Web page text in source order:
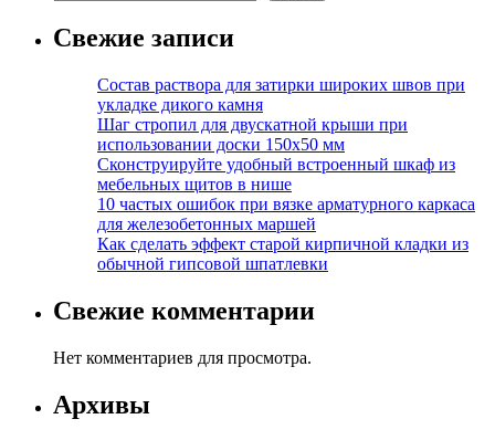
Свежие записи
Состав раствора для затирки широких швов при
укладке дикого камня
Шаг стропил для двускатной крыши при
использовании доски 150х50 мм
Сконструируйте удобный встроенный шкаф из
мебельных щитов в нише
10 частых ошибок при вязке арматурного каркаса
для железобетонных маршей
Как сделать эффект старой кирпичной кладки из
обычной гипсовой шпатлевки
Свежие комментарии
Нет комментариев для просмотра.
Архивы